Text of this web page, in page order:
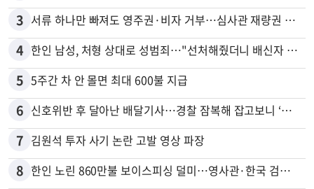
3 서류 하나만 빠져도 영주권·비자 거부…심사관 재량권 대폭 확대
4 한인 남성, 처형 상대로 성범죄…"선처해줬더니 배신자 취급"
5 5주간 차 안 몰면 최대 600불 지급
6 신호위반 후 달아난 배달기사…경찰 잠복해 잡고보니 ‘반전’
7 김원석 투자 사기 논란 고발 영상 파장
8 한인 노린 860만불 보이스피싱 덜미…영사관·한국 검찰 사칭